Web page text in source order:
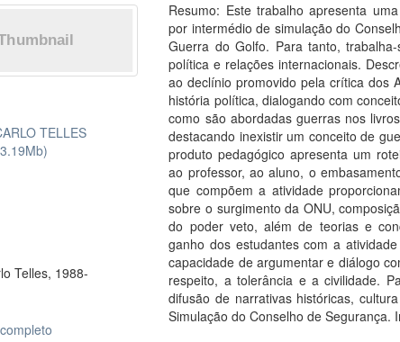
TELLES
Telles, 1988-
Resumo: Este trabalho apresenta
por intermédio de simulação do
Guerra do Golfo. Para tanto,
política e relações internacionais.
ao declínio promovido pela crítica dos
história política, dialogando com
como são abordadas guerras nos
destacando inexistir um conceito de
produto pedagógico apresenta um
ao professor, ao aluno, o
que compõem a atividade
sobre o surgimento da ONU,
do poder veto, além de teorias e
ganho dos estudantes com a
capacidade de argumentar e diálogo
respeito, a tolerância e a civilidade.
difusão de narrativas históricas,
Simulação do Conselho de Segurança.